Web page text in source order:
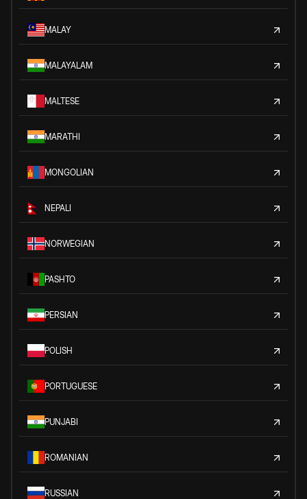
MALAY
MALAYALAM
MALTESE
MARATHI
MONGOLIAN
NEPALI
NORWEGIAN
PASHTO
PERSIAN
POLISH
PORTUGUESE
PUNJABI
ROMANIAN
RUSSIAN